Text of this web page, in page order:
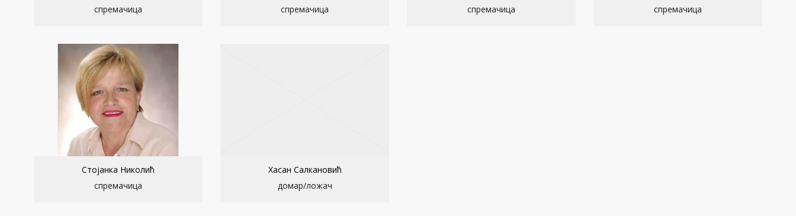
спремачица
спремачица
спремачица
спремачица
Стојанка Николић
спремачица
Хасан Салкановић
домар/ложач